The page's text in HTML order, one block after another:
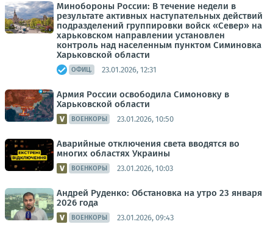
Минобороны России: В течение недели в
результате активных наступательных действий
подразделений группировки войск «Север» на
харьковском направлении установлен
контроль над населенным пунктом Симиновка
Харьковской области
ОФИЦ. 23.01.2026, 12:31
Армия России освободила Симоновку в
Харьковской области
ВОЕНКОРЫ 23.01.2026, 10:50
Аварийные отключения света вводятся во
многих областях Украины
ВОЕНКОРЫ 23.01.2026, 10:03
Андрей Руденко: Обстановка на утро 23 января
2026 года
ВОЕНКОРЫ 23.01.2026, 09:43